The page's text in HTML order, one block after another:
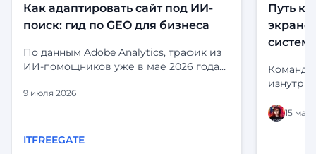
Как адаптировать сайт под ИИ-
поиск: гид по GEO для бизнеса
По данным Adobe Analytics, трафик из
ИИ-помощников уже в мае 2026 года
визит, чем органический поиск.
— они дольше остаются, глубже
9 июля 2026
ITFREEGATE
Путь
Команда
15 мая